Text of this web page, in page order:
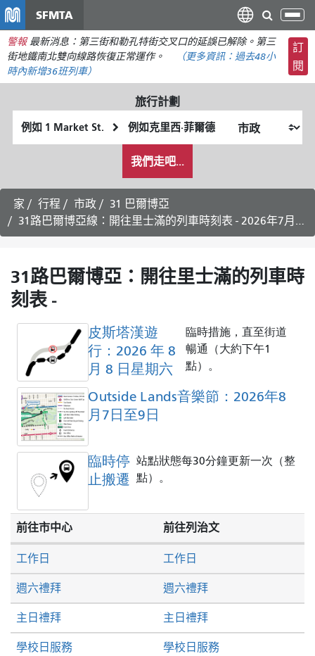
主
要
容
SFMTA
切
換
導
航
警報 最新消息：第三街和勒孔特街交叉口的延誤已解除。第三
街地鐵南北雙向線路恢復正常運作。
（更多資訊： 過去48小
時內新增36班列車）
訂
閱
旅行計劃
起
始
終
點
我
希
望
的
旅
行
式
我們走吧...
家 行程 市政
31 巴爾博亞
31路巴爾博亞線：開往里士滿的列車時刻表 - 2026年7月25日
31路巴爾博亞：開往里士滿的列車時
刻表 -
皮斯塔漢遊
行：2026 年 8
月 8 日星期六
臨時措施，直至街道
暢通（大約下午1
點）。
Outside Lands音樂節：2026年8
月7日至9日
臨時停
止搬遷
站點狀態每30分鐘更新一次（整
點）。
前往市中心 前往列治文
週六禮拜 週六禮拜
主日禮拜 主日禮拜
工作日 工作日
學校日服務 學校日服務